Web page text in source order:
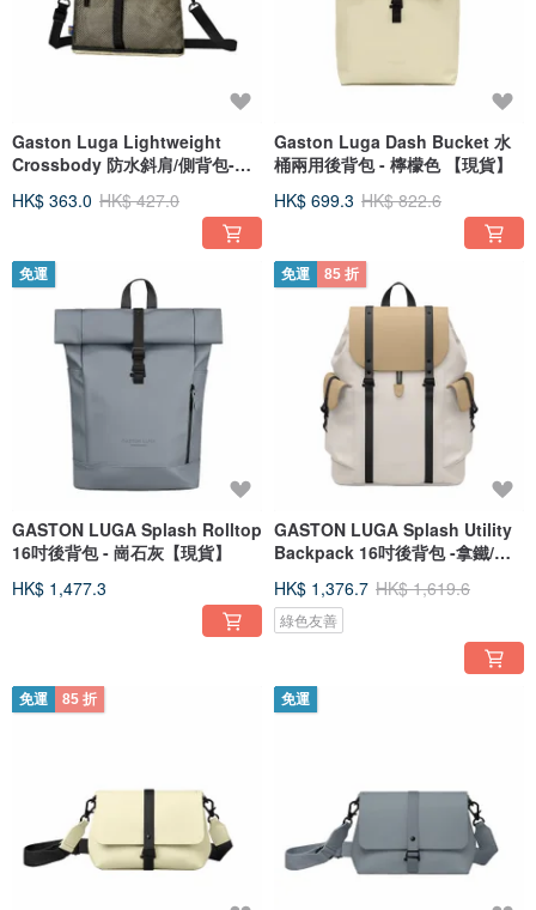
Gaston Luga Lightweight
Crossbody 防水斜肩/側背包-檸
HK$ 363.0 HK$ 427.0
Gaston Luga Dash Bucket 水
桶兩用後背包 - 檸檬色 【現貨】
HK$ 699.3 HK$ 822.6
免運
GASTON LUGA Splash Rolltop
16吋後背包 - 崗石灰【現貨】
HK$ 1,477.3
免運 85 折
GASTON LUGA Splash Utility
Backpack 16吋後背包 -拿鐵/奶
HK$ 1,376.7 HK$ 1,619.6
綠色友善
免運 85 折 免運